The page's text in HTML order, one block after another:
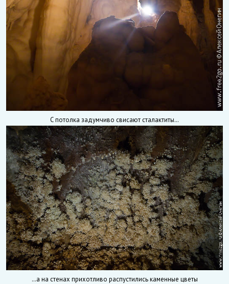
С потолка задумчиво свисают сталактиты…
…а на стенах прихотливо распустились каменные цветы